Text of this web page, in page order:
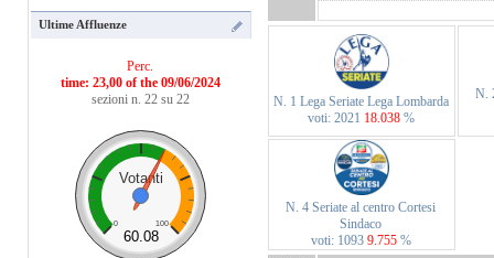
Ultime Affluenze
Perc.
time: 23,00 of the 09/06/2024
sezioni n. 22 su 22
Votanti
0 100
60.08
N. 1 Lega Seriate Lega Lombarda
voti: 2021 18.038 %
N.
N. 4 Seriate al centro Cortesi
Sindaco
voti: 1093 9.755 %